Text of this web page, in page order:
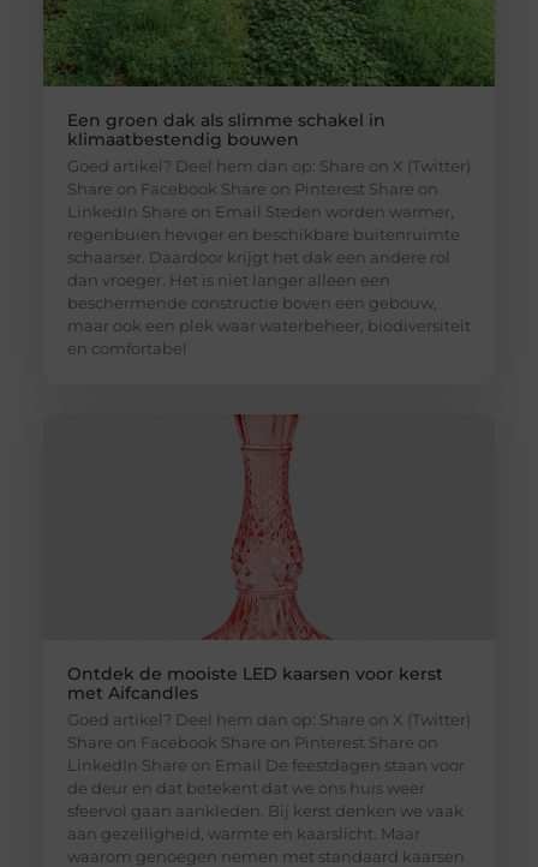
Een groen dak als slimme schakel in
klimaatbestendig bouwen
Goed artikel? Deel hem dan op: Share on X (Twitter)
Share on Facebook Share on Pinterest Share on
LinkedIn Share on Email Steden worden warmer,
regenbuien heviger en beschikbare buitenruimte
schaarser. Daardoor krijgt het dak een andere rol
dan vroeger. Het is niet langer alleen een
beschermende constructie boven een gebouw,
maar ook een plek waar waterbeheer, biodiversiteit
en comfortabel
Ontdek de mooiste LED kaarsen voor kerst
met Aifcandles
Goed artikel? Deel hem dan op: Share on X (Twitter)
Share on Facebook Share on Pinterest Share on
LinkedIn Share on Email De feestdagen staan voor
de deur en dat betekent dat we ons huis weer
sfeervol gaan aankleden. Bij kerst denken we vaak
aan gezelligheid, warmte en kaarslicht. Maar
waarom genoegen nemen met standaard kaarsen